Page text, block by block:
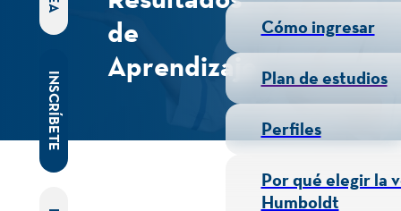
de
Aprendizaje
Cómo ingresar
Plan de estudios
Perfiles
Por qué elegir la
Humboldt
INSCRÍBETE